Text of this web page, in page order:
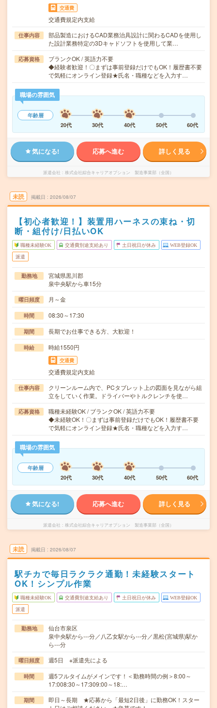
交通費
交通費規定内支給
仕事内容
部品製造におけるCAD業務治具設計に関わるCADを使用し
た設計業務特定の3Dキャドソフトを使用して業…
応募資格
ブランクOK / 英語力不要
◆経験者歓迎！〇まずは事前登録だけでもOK！履歴書不要
で気軽にオンライン登録★氏名・職種などを入力す…
職場の雰囲気
年齢層
20代
30代 40代 50代 60代
気になる! 応募へ進む 詳しく見る
派遣会社 株式会社綜合キャリアオプション 製造事業部（全国）
未読 掲載日 2026/08/07
【初心者歓迎！】装置用ハーネスの束ね・切
断・組付け/日払いOK
職種未経験OK 交通費別途支給あり 土日祝日が休み WEB登録OK
派遣
勤務地
宮城県黒川郡
泉中央駅から車15分
曜日頻度 月～金
時間 08:30～17:30
期間 長期でお仕事できる方、大歓迎！
時給 時給1550円
交通費
交通費規定内支給
仕事内容
クリーンルーム内で、PCタブレット上の図面を見ながら組
立をしていく作業。ドライバーやトルクレンチを使…
応募資格
職種未経験OK / ブランクOK / 英語力不要
◆未経験OK！〇まずは事前登録だけでもOK！履歴書不要
で気軽にオンライン登録★氏名・職種などを入力す…
職場の雰囲気
年齢層
20代
30代 40代 50代 60代
気になる! 応募へ進む 詳しく見る
派遣会社 株式会社綜合キャリアオプション 製造事業部（全国）
未読 掲載日 2026/08/07
駅チカで毎日ラクラク通勤！未経験スタート
OK！シンプル作業
職種未経験OK 交通費別途支給あり 土日祝日が休み WEB登録OK
派遣
勤務地
仙台市泉区
泉中央駅から---分／八乙女駅から---分／黒松(宮城県)駅か
ら---分
曜日頻度 週5日 ※派遣先による
時間
週5フルタイムがメインです！＜勤務時間の例＞8:00～
17:008:30～17:309:00～18:…
期間
即日～長期 ★応募から「最短2日後」に勤務OK！スター